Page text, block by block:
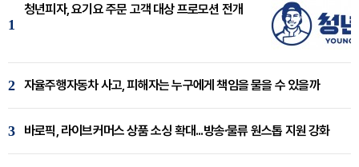
1
청년피자, 요기요 주문 고객 대상 프로모션 전개
2 자율주행자동차 사고, 피해자는 누구에게 책임을 물을 수 있을까
3 바로픽, 라이브커머스 상품 소싱 확대...방송·물류 원스톱 지원 강화